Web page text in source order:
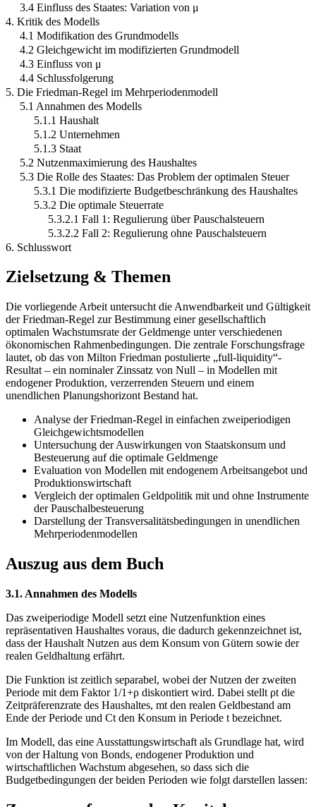
3.4 Einfluss des Staates: Variation von μ
4. Kritik des Modells
4.1 Modifikation des Grundmodells
4.2 Gleichgewicht im modifizierten Grundmodell
4.3 Einfluss von μ
4.4 Schlussfolgerung
5. Die Friedman-Regel im Mehrperiodenmodell
5.1 Annahmen des Modells
5.1.1 Haushalt
5.1.2 Unternehmen
5.1.3 Staat
5.2 Nutzenmaximierung des Haushaltes
5.3 Die Rolle des Staates: Das Problem der optimalen Steuer
5.3.1 Die modifizierte Budgetbeschränkung des Haushaltes
5.3.2 Die optimale Steuerrate
5.3.2.1 Fall 1: Regulierung über Pauschalsteuern
5.3.2.2 Fall 2: Regulierung ohne Pauschalsteuern
6. Schlusswort
Zielsetzung & Themen
Die vorliegende Arbeit untersucht die Anwendbarkeit und Gültigkeit
der Friedman-Regel zur Bestimmung einer gesellschaftlich
optimalen Wachstumsrate der Geldmenge unter verschiedenen
ökonomischen Rahmenbedingungen. Die zentrale Forschungsfrage
lautet, ob das von Milton Friedman postulierte „full-liquidity“-
Resultat – ein nominaler Zinssatz von Null – in Modellen mit
endogener Produktion, verzerrenden Steuern und einem
unendlichen Planungshorizont Bestand hat.
Analyse der Friedman-Regel in einfachen zweiperiodigen
Gleichgewichtsmodellen
Untersuchung der Auswirkungen von Staatskonsum und
Besteuerung auf die optimale Geldmenge
Evaluation von Modellen mit endogenem Arbeitsangebot und
Produktionswirtschaft
Vergleich der optimalen Geldpolitik mit und ohne Instrumente
der Pauschalbesteuerung
Darstellung der Transversalitätsbedingungen in unendlichen
Mehrperiodenmodellen
Auszug aus dem Buch
3.1. Annahmen des Modells
Das zweiperiodige Modell setzt eine Nutzenfunktion eines
repräsentativen Haushaltes voraus, die dadurch gekennzeichnet ist,
dass der Haushalt Nutzen aus dem Konsum von Gütern sowie der
realen Geldhaltung erfährt.
Die Funktion ist zeitlich separabel, wobei der Nutzen der zweiten
Periode mit dem Faktor 1/1+ρ diskontiert wird. Dabei stellt ρt die
Zeitpräferenzrate des Haushaltes, mt den realen Geldbestand am
Ende der Periode und Ct den Konsum in Periode t bezeichnet.
Im Modell, das eine Ausstattungswirtschaft als Grundlage hat, wird
von der Haltung von Bonds, endogener Produktion und
wirtschaftlichen Wachstum abgesehen, so dass sich die
Budgetbedingungen der beiden Perioden wie folgt darstellen lassen: